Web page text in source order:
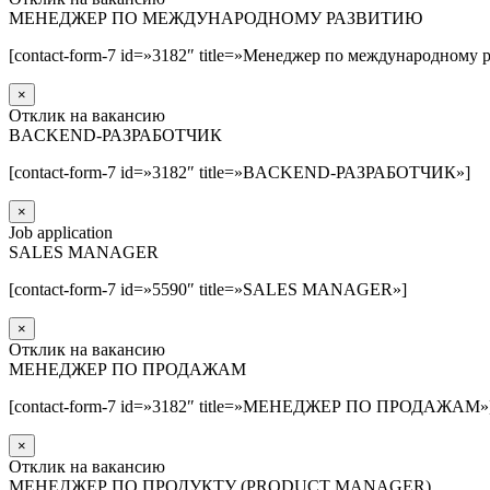
МЕНЕДЖЕР ПО МЕЖДУНАРОДНОМУ РАЗВИТИЮ
[contact-form-7 id=»3182″ title=»Менеджер по международному
×
Отклик на вакансию
BACKEND-РАЗРАБОТЧИК
[contact-form-7 id=»3182″ title=»BACKEND-РАЗРАБОТЧИК»]
×
Job application
SALES MANAGER
[contact-form-7 id=»5590″ title=»SALES MANAGER»]
×
Отклик на вакансию
МЕНЕДЖЕР ПО ПРОДАЖАМ
[contact-form-7 id=»3182″ title=»МЕНЕДЖЕР ПО
×
Отклик на вакансию
МЕНЕДЖЕР ПО ПРОДУКТУ (PRODUCT MANAGER)